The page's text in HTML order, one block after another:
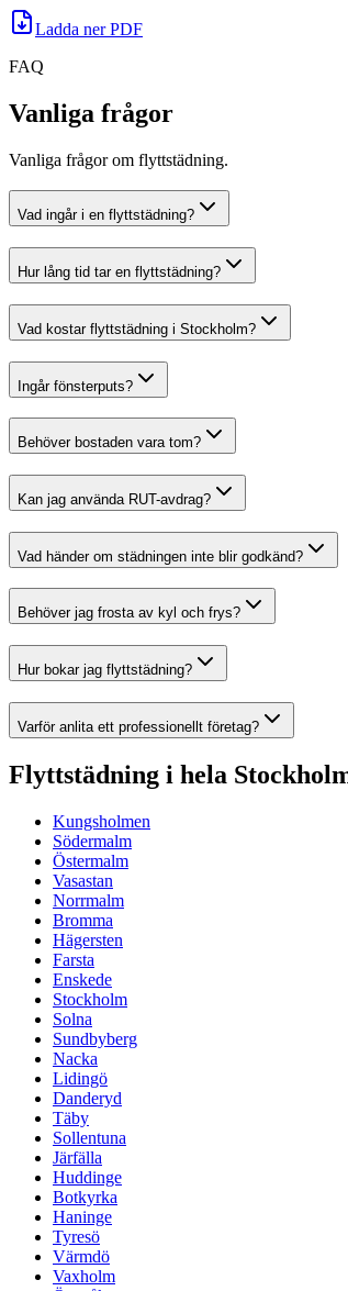
Ladda ner PDF
FAQ
Vanliga frågor
Vanliga frågor om flyttstädning.
Vad ingår i en flyttstädning?
Hur lång tid tar en flyttstädning?
Vad kostar flyttstädning i Stockholm?
Ingår fönsterputs?
Behöver bostaden vara tom?
Kan jag använda RUT-avdrag?
Vad händer om städningen inte blir godkänd?
Behöver jag frosta av kyl och frys?
Hur bokar jag flyttstädning?
Varför anlita ett professionellt företag?
Flyttstädning i hela
Kungsholmen
Södermalm
Östermalm
Vasastan
Norrmalm
Bromma
Hägersten
Farsta
Enskede
Stockholm
Solna
Sundbyberg
Nacka
Lidingö
Danderyd
Täby
Sollentuna
Järfälla
Huddinge
Botkyrka
Haninge
Tyresö
Värmdö
Vaxholm